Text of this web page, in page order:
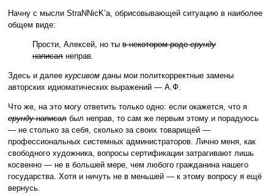
Начну с мысли StraNNicK’а, обрисовывающей ситуацию в наиболее
общем виде:
Прости, Алексей, но ты в некотором родеерунду
написал неправ.
Здесь и далее курсивом даны мои политкорректные замены
авторских идиоматических выражений — А.Ф.
Что же, на это могу ответить только одно: если окажется, что я
ерундунаписал был неправ, то сам же первым этому и порадуюсь
— не столько за себя, сколько за своих товарищей —
профессиональных системных администраторов. Лично меня, как
свободного художника, вопросы сертификации затрагивают лишь
косвенно — не в большей мере, чем любого гражданина нашего
государства. Хотя и ничуть не в меньшей — к этому вопросу я ещё
вернусь.